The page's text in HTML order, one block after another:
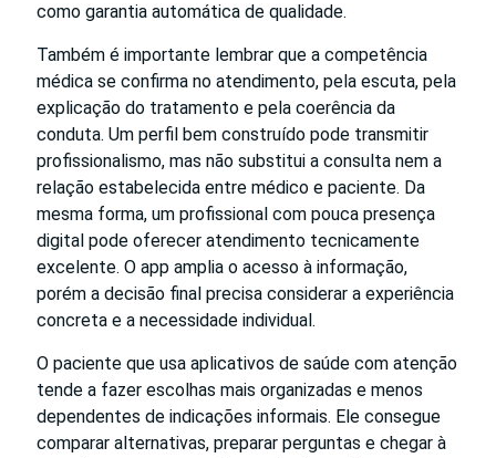
como garantia automática de qualidade.
Também é importante lembrar que a competência
médica se confirma no atendimento, pela escuta, pela
explicação do tratamento e pela coerência da
conduta. Um perfil bem construído pode transmitir
profissionalismo, mas não substitui a consulta nem a
relação estabelecida entre médico e paciente. Da
mesma forma, um profissional com pouca presença
digital pode oferecer atendimento tecnicamente
excelente. O app amplia o acesso à informação,
porém a decisão final precisa considerar a experiência
concreta e a necessidade individual.
O paciente que usa aplicativos de saúde com atenção
tende a fazer escolhas mais organizadas e menos
dependentes de indicações informais. Ele consegue
comparar alternativas, preparar perguntas e chegar à